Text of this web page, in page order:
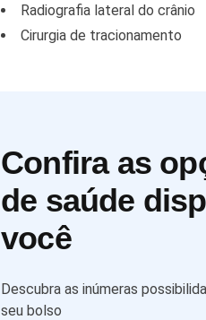
Radiografia lateral do crânio
Cirurgia de tracionamento
Confira as
de saúde
você
Descubra as inúmeras
seu bolso